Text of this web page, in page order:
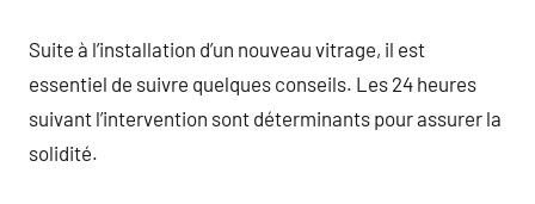
Suite à l’installation d’un nouveau vitrage, il est
essentiel de suivre quelques conseils. Les 24 heures
suivant l’intervention sont déterminants pour assurer la
solidité.